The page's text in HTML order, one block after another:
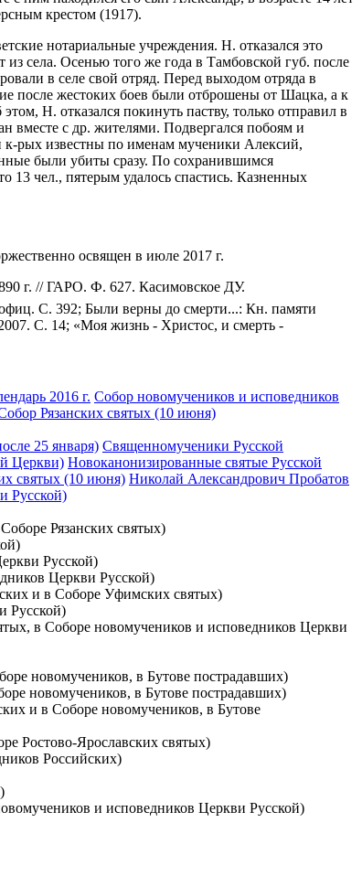
крестом (1917).
нотариальные учреждения. Н. отказался это
из села. Осенью того же года в Тамбовской губ. после
в селе свой отряд. Перед выходом отряда в
после жестоких боев были отброшены от Шацка, а к
Н. отказался покинуть паству, только отправил в
вместе с др. жителями. Подвергался побоям и
к-рых известны по именам мученики Алексий,
были убиты сразу. По сохранившимся
13 чел., пятерым удалось спастись. Казненных
освящен в июле 2017 г.
г. // ГАРО. Ф. 627. Касимовское ДУ.
С. 392; Были верны до смерти...: Кн. памяти
С. 14; «Моя жизнь - Христос, и смерть -
2016 г. Собор новомучеников и исповедников
Рязанских святых (10 июня)
25 января) Священномученики Русской
Церкви) Новоканонизированные святые Русской
святых (10 июня) Николай Александрович Пробатов
Русской)
Рязанских святых)
Русской)
Церкви Русской)
и в Соборе Уфимских святых)
Русской)
в Соборе новомучеников и исповедников Церкви
новомучеников, в Бутове пострадавших)
новомучеников, в Бутове пострадавших)
и в Соборе новомучеников, в Бутове
Ростово-Ярославских святых)
Российских)
и исповедников Церкви Русской)